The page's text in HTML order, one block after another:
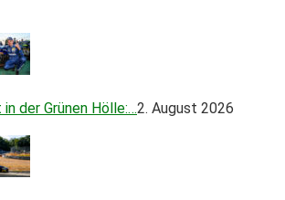
der Grünen Hölle:…2. August 2026